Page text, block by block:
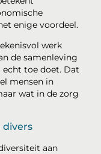
enige voordeel.
werk
de samenleving
toe doet. Dat
mensen in
wat in de zorg
divers
aan